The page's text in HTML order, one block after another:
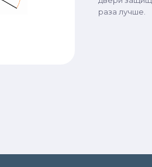
раза лучше.